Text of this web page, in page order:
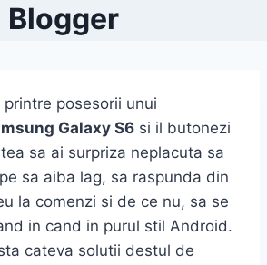
Blogger
posesorii unui
Galaxy S6 si il butonezi
sa ai surpriza neplacuta sa
sa aiba lag, sa raspunda din
la comenzi si de ce nu, sa se
in cand in purul stil Android.
cateva solutii destul de